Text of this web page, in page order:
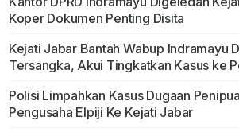
Koper Dokumen Penting Disita
Kejati Jabar Bantah Wabup Indramayu
Tersangka, Akui Tingkatkan Kasus ke
Polisi Limpahkan Kasus Dugaan
Pengusaha Elpiji Ke Kejati Jabar